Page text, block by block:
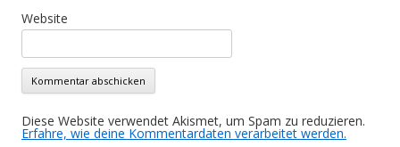
Website
Diese Website verwendet Akismet, um Spam zu reduzieren.
Erfahre, wie deine Kommentardaten verarbeitet werden.